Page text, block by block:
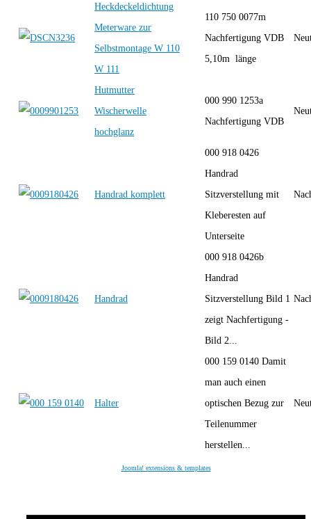
Heckdeckeldichtung
Meterware zur
Selbstmontage W 110
W 111
110 750 0077m
Nachfertigung VDB
5,10m länge
Hutmutter
Wischerwelle
hochglanz
000 990 1253a
Nachfertigung VDB
Handrad komplett
000 918 0426
Handrad
Sitzverstellung mit
Kleberesten auf
Unterseite
Handrad
000 918 0426b
Handrad
Sitzverstellung Bild 1
zeigt Nachfertigung -
Bild 2...
Halter
000 159 0140 Damit
man auch einen
optischen Bezug zur
Teilenummer
herstellen...
Joomla! extensions & templates